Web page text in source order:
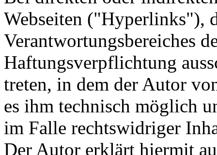
Webseiten ("Hyperlinks"),
Verantwortungsbereiches
Haftungsverpflichtung
treten, in dem der Autor
es ihm technisch möglich
im Falle rechtswidriger
Der Autor erklärt hiermit